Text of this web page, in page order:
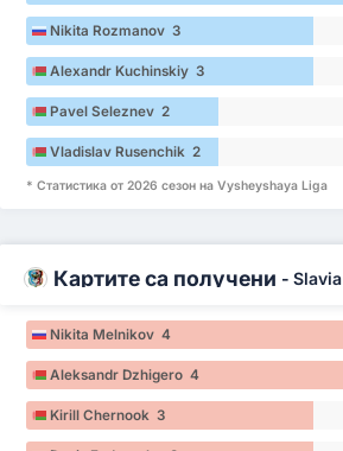
Nikita Rozmanov 3
Alexandr Kuchinskiy 3
Pavel Seleznev 2
Vladislav Rusenchik 2
* Статистика от 2026 сезон на Vysheyshaya Liga
Картите са получени - Slavia
Nikita Melnikov 4
Aleksandr Dzhigero 4
Kirill Chernook 3